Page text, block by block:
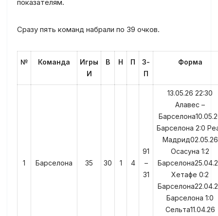
показателям.
Сразу пять команд набрали по 39 очков.
№ Команда
Игры
И
В Н П
З-
П
Форма
1 Барселона 35 30 1 4
91
–
31
13.05.26 22:30
Алавес –
Барселона 2:0
Мадрид02.05.26
Осасуна 1:2
Хетафе 0:2
Барселона 1:0
Сельта11.04.26